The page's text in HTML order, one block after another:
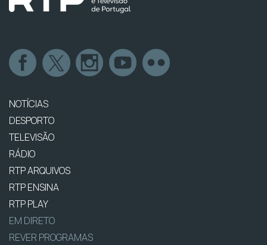
NOTÍCIAS
DESPORTO
TELEVISÃO
RÁDIO
RTP ARQUIVOS
RTP ENSINA
RTP PLAY
EM DIRETO
REVER PROGRAMAS